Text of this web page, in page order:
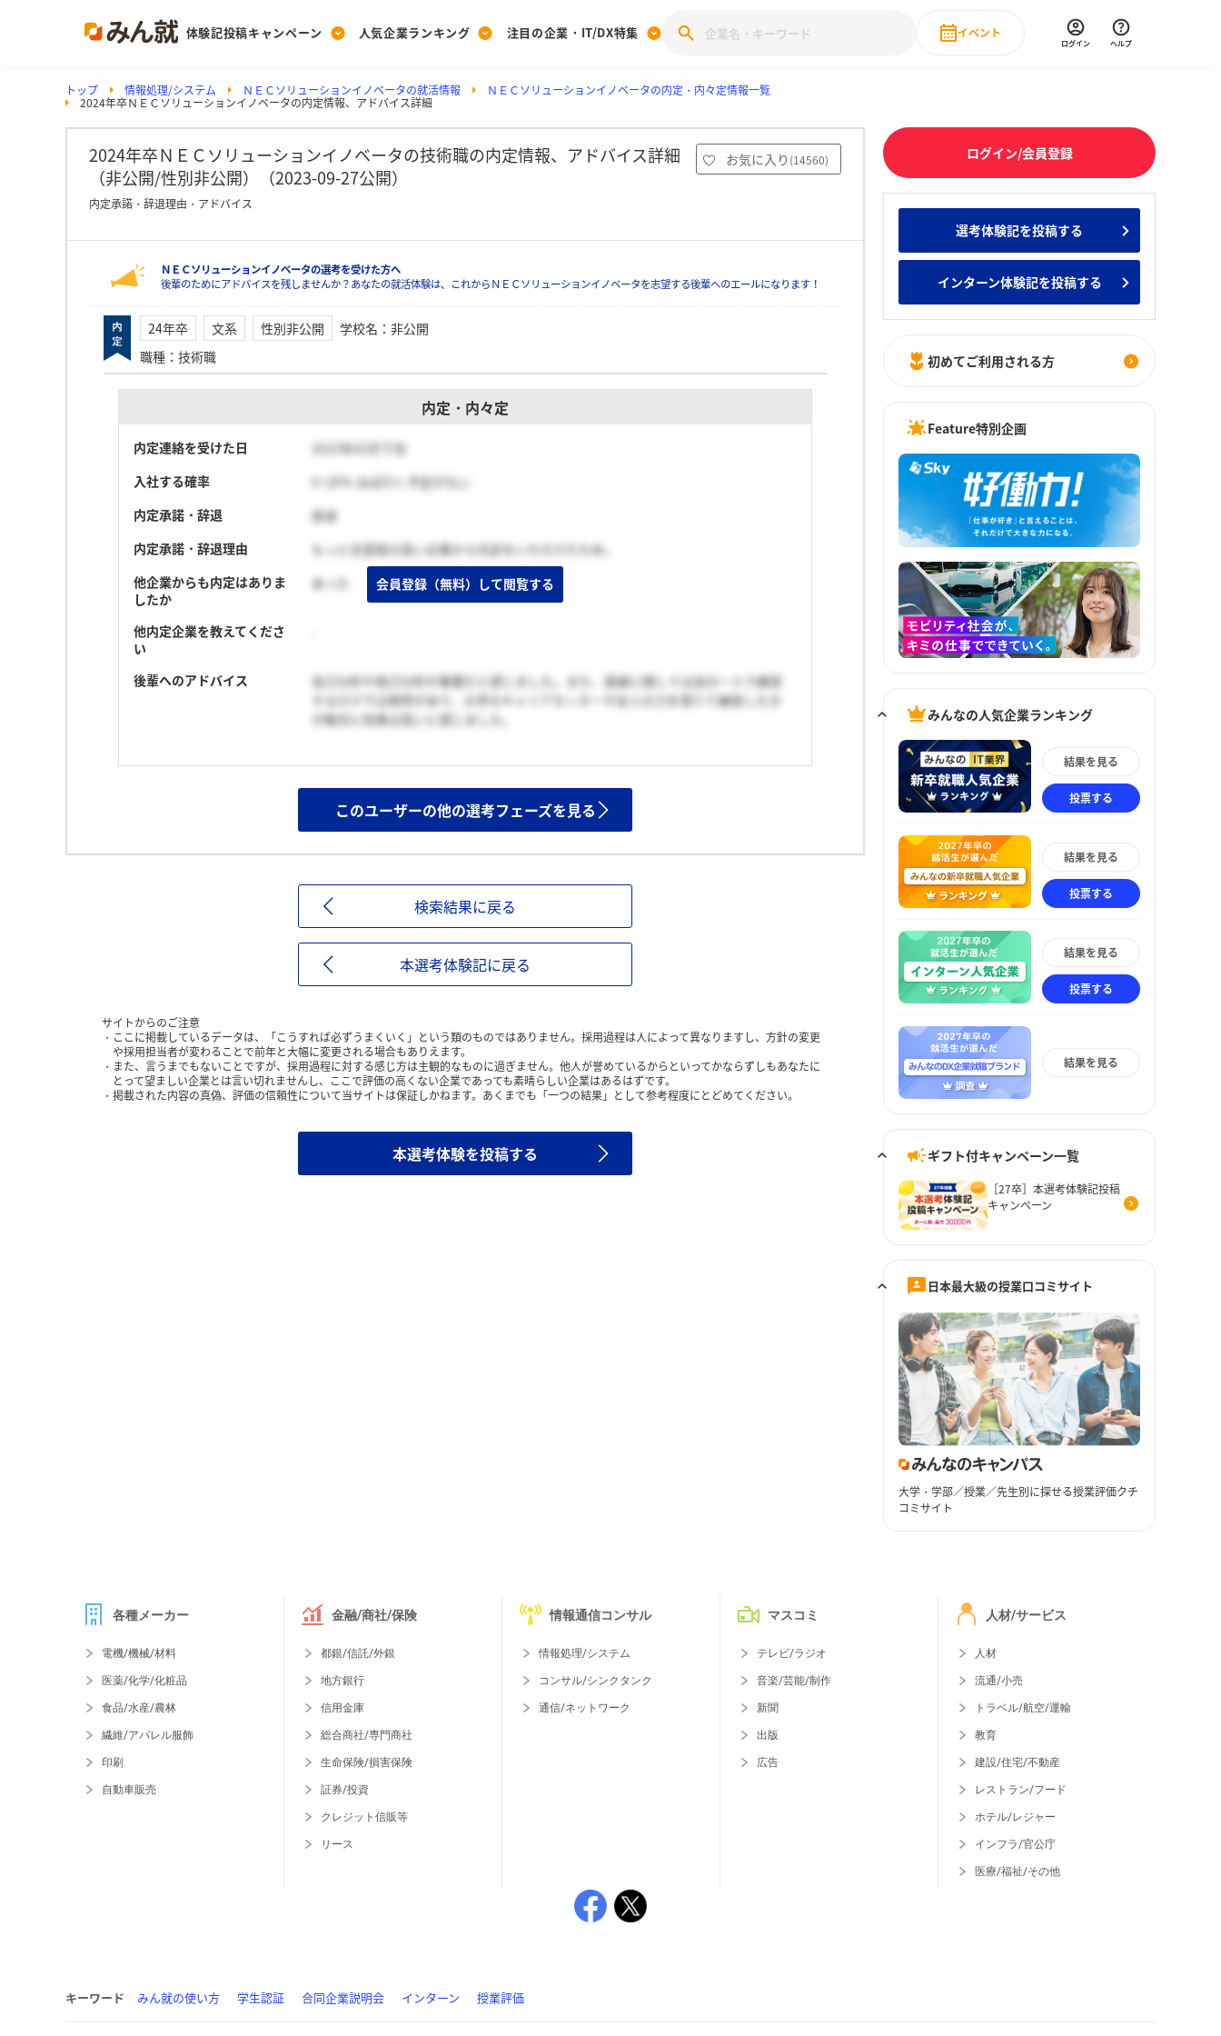
体験記投稿キャンペーン
Post
人気企業ランキング
Ranking
みんなのDX企業就職ブランド調査
投票する
みんなの新卒就職人気企業ランキング みんなのインターン人気企業ランキ
注目の企業・IT/DX特集
PickUp
28卒 注目企業特集 27卒 注目企業特集
注目のIT・DX企業特集
動画で知ろう！業界・企業研究
イベント
直近のイベント一覧
もっと見る
ログイン ヘルプ
トップ 情報処理/システム ＮＥＣソリューションイノベータの就活情報 ＮＥＣソリューションイノベータの内定・内々定情報一覧
2024年卒ＮＥＣソリューションイノベータの内定情報、アドバイス詳細
2024年卒ＮＥＣソリューションイノベータの技術職の内定情報、アドバイス詳細
（非公開/性別非公開）（2023-09-27公開）
お気に入り (14560)
内定承諾・辞退理由・アドバイス
ＮＥＣソリューションイノベータの選考を受けた方へ
後輩のためにアドバイスを残しませんか？あなたの就活体験は、これからＮＥＣソリューションイノベータを志望する後輩へのエールになります！
24年卒 文系 性別非公開 学校名 ： 非公開
職種 ： 技術職
内定・内々定
内定連絡を受けた日
2023年03月下旬
入社する確率
0~20% ほぼ行く予定がない
内定承諾・辞退
辞退
内定承諾・辞退理由
もっと志望度の高い企業から内定をいただけたため。
他企業からも内定はありま
したか
あった
他内定企業を教えてくださ
い
後輩へのアドバイス
自己分析や他己分析が重要だと感じました。また、面接に関しては自分一人で練習
するだけでは限界があり、大学のキャリアセンターや友人の力を借りて練習した方
が絶対に効果は高いと感じました。
会員登録（無料）して閲覧する
このユーザーの他の選考フェーズを見る
検索結果に戻る
本選考体験記に戻る
サイトからのご注意
ここに掲載しているデータは、「こうすれば必ずうまくいく」という類のものではありません。採用過程は人によって異なりますし、方針の変更
や採用担当者が変わることで前年と大幅に変更される場合もありえます。
また、言うまでもないことですが、採用過程に対する感じ方は主観的なものに過ぎません。他人が誉めているからといってかならずしもあなたに
とって望ましい企業とは言い切れませんし、ここで評価の高くない企業であっても素晴らしい企業はあるはずです。
掲載された内容の真偽、評価の信頼性について当サイトは保証しかねます。あくまでも「一つの結果」として参考程度にとどめてください。
本選考体験を投稿する
ログイン/会員登録
選考体験記を投稿する
インターン体験記を投稿する
初めてご利用される方
Feature特別企画
みんなの人気企業ランキング
結果を見る
投票する
結果を見る
投票する
結果を見る
投票する
結果を見る
ギフト付キャンペーン一覧
［27卒］本選考体験記投稿
キャンペーン
日本最大級の授業口コミサイト
大学・学部／授業／先生別に探せる授業評価クチ
コミサイト
各種メーカー
電機/機械/材料
医薬/化学/化粧品
食品/水産/農林
繊維/アパレル服飾
印刷
自動車販売
金融/商社/保険
都銀/信託/外銀
地方銀行
信用金庫
総合商社/専門商社
生命保険/損害保険
証券/投資
クレジット信販等
リース
情報通信コンサル
情報処理/システム
コンサル/シンクタンク
通信/ネットワーク
マスコミ
テレビ/ラジオ
音楽/芸能/制作
新聞
出版
広告
人材/サービス
人材
流通/小売
トラベル/航空/運輸
教育
建設/住宅/不動産
レストラン/フード
ホテル/レジャー
インフラ/官公庁
医療/福祉/その他
キーワード みん就の使い方 学生認証 合同企業説明会 インターン 授業評価